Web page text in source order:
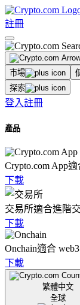
註冊
市場
探索
登入註冊
產品
Crypto.com App適
下載
交易所適合進階
下載
Onchain適合
下載
繁體中文
全球